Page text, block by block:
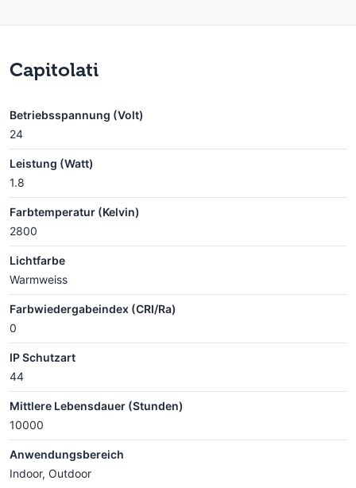
Capitolati
Betriebsspannung (Volt)
24
Leistung (Watt)
1.8
Farbtemperatur (Kelvin)
2800
Lichtfarbe
Warmweiss
Farbwiedergabeindex (CRI/Ra)
0
IP Schutzart
44
Mittlere Lebensdauer (Stunden)
10000
Anwendungsbereich
Indoor, Outdoor